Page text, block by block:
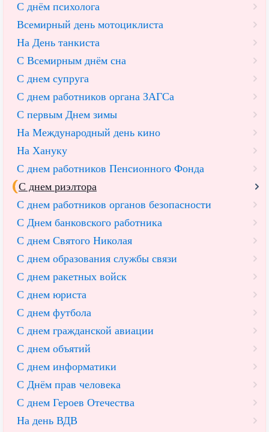
С днём психолога
Всемирный день мотоциклиста
На День танкиста
С Всемирным днём сна
С днем супруга
С днем работников органа ЗАГСа
С первым Днем зимы
На Международный день кино
На Хануку
С днем работников Пенсионного Фонда
С днем риэлтора
С днем работников органов безопасности
С Днем банковского работника
С днем Святого Николая
С днем образования службы связи
С днем ракетных войск
С днем юриста
С днем футбола
С днем гражданской авиации
С днем объятий
С днем информатики
С Днём прав человека
С днем Героев Отечества
На день ВДВ